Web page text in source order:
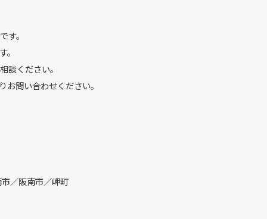
す。
談ください。
問い合わせください。
／阪南市／岬町